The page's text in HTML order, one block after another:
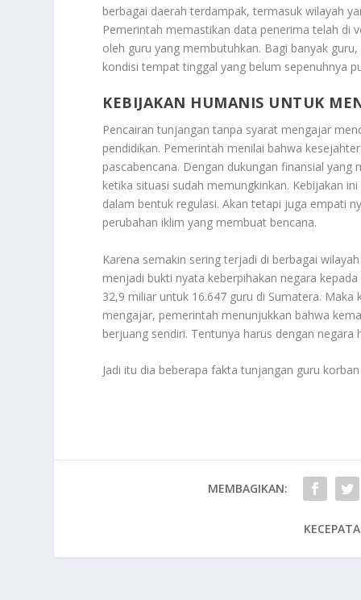
berbagai daerah terdampak, termasuk wilayah
Pemerintah memastikan data penerima telah di
oleh guru yang membutuhkan. Bagi banyak
kondisi tempat tinggal yang belum sepenuhnya
KEBIJAKAN HUMANIS UNTUK
Pencairan tunjangan tanpa syarat mengajar
pendidikan. Pemerintah menilai bahwa
pascabencana. Dengan dukungan finansial
ketika situasi sudah memungkinkan. Kebijakan
dalam bentuk regulasi. Akan tetapi juga empati
perubahan iklim yang membuat bencana.
Karena semakin sering terjadi di berbagai
menjadi bukti nyata keberpihakan negara
32,9 miliar untuk 16.647 guru di Sumatera.
mengajar, pemerintah menunjukkan bahwa
berjuang sendiri. Tentunya harus dengan
Jadi itu dia beberapa fakta tunjangan guru
MEMBAGIKAN: